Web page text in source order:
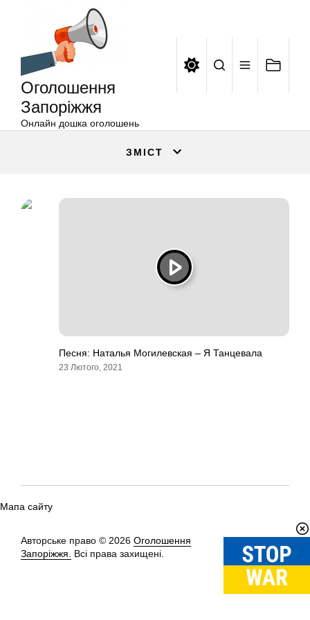
Оголошення
Запоріжжя
Онлайн дошка оголошень
ЗМІСТ
Песня: Наталья Могилевская – Я Танцевала
23 Лютого, 2021
Мапа сайту
Авторське право © 2026 Оголошення
Запоріжжя.
Всі права захищені.
Вгору↑